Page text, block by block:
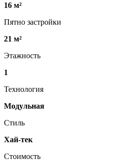
16 м²
Пятно застройки
21 м²
Этажность
1
Технология
Модульная
Стиль
Хай-тек
Стоимость